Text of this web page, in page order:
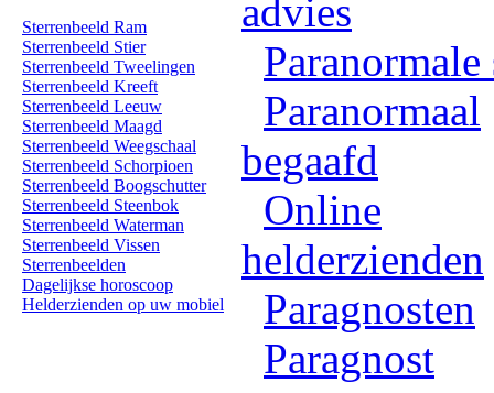
Sterrenbeeld Ram
Sterrenbeeld Stier
Sterrenbeeld Tweelingen
Sterrenbeeld Kreeft
Sterrenbeeld Leeuw
Sterrenbeeld Maagd
Sterrenbeeld Weegschaal
Sterrenbeeld Schorpioen
Sterrenbeeld Boogschutter
Sterrenbeeld Steenbok
Sterrenbeeld Waterman
Sterrenbeeld Vissen
Sterrenbeelden
Dagelijkse horoscoop
Helderzienden op uw mobiel
advies
Paranormale
Paranormaal
begaafd
Online
helderzienden
Paragnosten
Paragnost